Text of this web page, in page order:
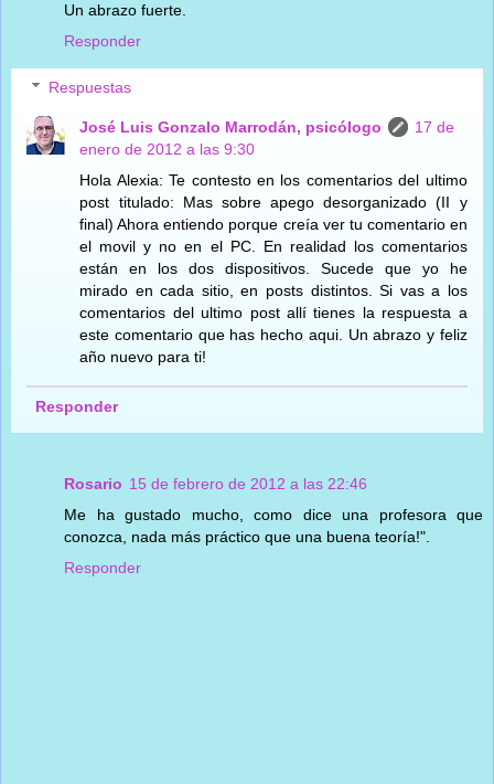
Un abrazo fuerte.
Responder
Respuestas
José Luis Gonzalo Marrodán, psicólogo
17 de
enero de 2012 a las 9:30
Hola Alexia: Te contesto en los comentarios del ultimo
post titulado: Mas sobre apego desorganizado (II y
final) Ahora entiendo porque creía ver tu comentario en
el movil y no en el PC. En realidad los comentarios
están en los dos dispositivos. Sucede que yo he
mirado en cada sitio, en posts distintos. Si vas a los
comentarios del ultimo post allí tienes la respuesta a
este comentario que has hecho aqui. Un abrazo y feliz
año nuevo para ti!
Responder
Rosario 15 de febrero de 2012 a las 22:46
Me ha gustado mucho, como dice una profesora que
conozca, nada más práctico que una buena teoría!".
Responder